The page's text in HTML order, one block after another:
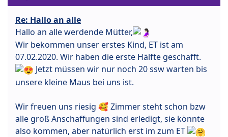
Re: Hallo an alle
Hallo an alle werdende Mütter,
Wir bekommen unser erstes Kind, ET ist am
07.02.2020. Wir haben die erste Hälfte geschafft.
Jetzt müssen wir nur noch 20 ssw warten bis
unsere kleine Maus bei uns ist.
Wir freuen uns riesig 🥰 Zimmer steht schon bzw
alle groß Anschaffungen sind erledigt, sie könnte
also kommen, aber natürlich erst im zum ET